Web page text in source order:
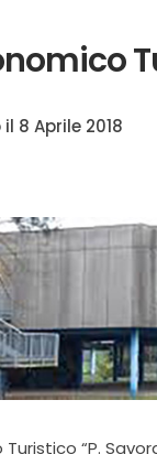
il 8 Aprile 2018